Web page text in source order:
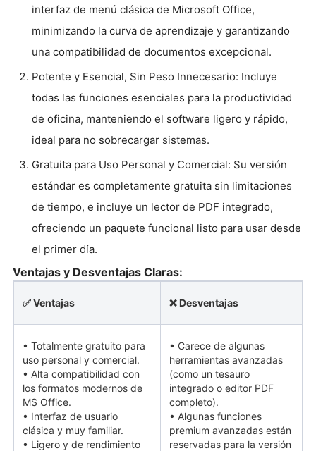
interfaz de menú clásica de Microsoft Office,
minimizando la curva de aprendizaje y garantizando
una compatibilidad de documentos excepcional.
Potente y Esencial, Sin Peso Innecesario: Incluye
todas las funciones esenciales para la productividad
de oficina, manteniendo el software ligero y rápido,
ideal para no sobrecargar sistemas.
Gratuita para Uso Personal y Comercial: Su versión
estándar es completamente gratuita sin limitaciones
de tiempo, e incluye un lector de PDF integrado,
ofreciendo un paquete funcional listo para usar desde
el primer día.
Ventajas y Desventajas Claras:
✅ Ventajas ❌ Desventajas
• Totalmente gratuito para
uso personal y comercial.
• Alta compatibilidad con
los formatos modernos de
MS Office.
• Interfaz de usuario
clásica y muy familiar.
• Ligero y de rendimiento
• Carece de algunas
herramientas avanzadas
(como un tesauro
integrado o editor PDF
completo).
• Algunas funciones
premium avanzadas están
reservadas para la versión